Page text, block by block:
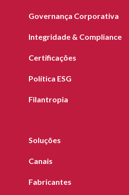
Governança Corporativa
Integridade & Compliance
Certificações
Política ESG
Filantropia
Soluções
Canais
Fabricantes